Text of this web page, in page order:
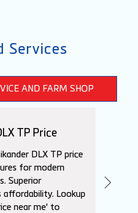
Services
AND FARM SHOP
TP Price
DLX TP price
for modern
Superior
affordability. Lookup
near me' to